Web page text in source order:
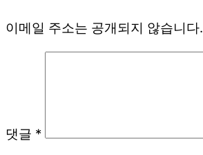
이메일 주소는 공개되지 않습니다.
댓글 *